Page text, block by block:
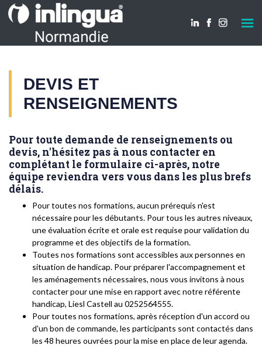
DEVIS ET
RENSEIGNEMENTS
Pour toute demande de renseignements ou
devis, n'hésitez pas à nous contacter en
complétant le formulaire ci-après, notre
équipe reviendra vers vous dans les plus brefs
délais.
Pour toutes nos formations, aucun prérequis n'est
nécessaire pour les débutants. Pour tous les autres niveaux,
une évaluation écrite et orale est requise pour validation du
programme et des objectifs de la formation.
Toutes nos formations sont accessibles aux personnes en
situation de handicap. Pour préparer l'accompagnement et
les aménagements nécessaires, nous vous invitons à nous
contacter pour une mise en rapport avec notre référente
handicap, Liesl Castell au 0252564555.
Pour toutes nos formations, après réception d'un accord ou
d'un bon de commande, les participants sont contactés dans
les 48 heures ouvrées pour la mise en place de leur agenda.